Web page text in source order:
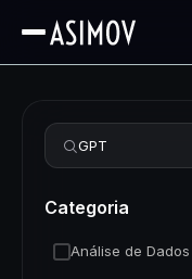
Refinar busca
Categoria
Análise de Dados